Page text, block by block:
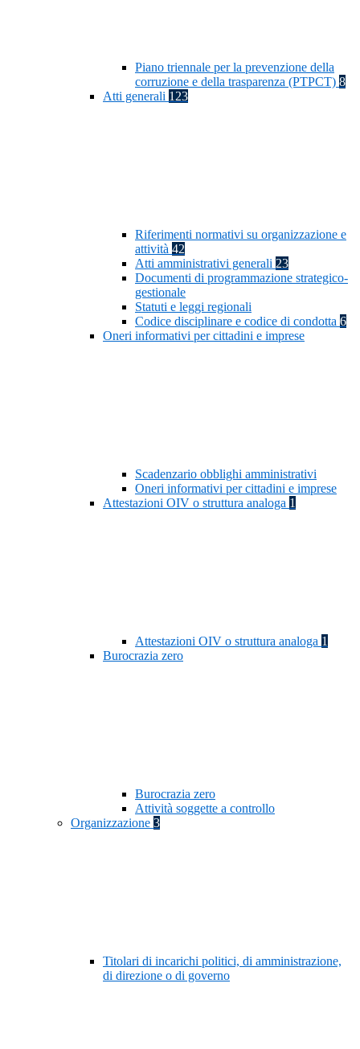
Piano triennale per la prevenzione della
corruzione e della trasparenza (PTPCT) 8
Atti generali 123
Riferimenti normativi su organizzazione e
attività 42
Atti amministrativi generali 23
Documenti di programmazione strategico-
gestionale
Statuti e leggi regionali
Codice disciplinare e codice di condotta 6
Oneri informativi per cittadini e imprese
Scadenzario obblighi amministrativi
Oneri informativi per cittadini e imprese
Attestazioni OIV o struttura analoga 1
Attestazioni OIV o struttura analoga 1
Burocrazia zero
Burocrazia zero
Attività soggette a controllo
Organizzazione 3
Titolari di incarichi politici, di amministrazione,
di direzione o di governo